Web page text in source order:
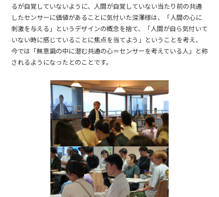
るが自覚していないように、人間が自覚していない当たり前の共通
したセンサーに価値があることに気付いた深澤様は、「人間の心に
刺激を与える」というデザインの概念を捨て、「人間が自ら気付いて
いない時に感じていることに焦点を当てよう」ということを考え、
今では「無意識の中に潜む共通の心＝センサーを考えている人」と称
されるようになったとのことです。